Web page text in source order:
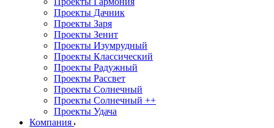
Проекты Дачник
Проекты Заря
Проекты Зенит
Проекты Изумрудный
Проекты Классический
Проекты Радужный
Проекты Рассвет
Проекты Солнечный
Проекты Солнечный ++
Проекты Удача
Компания